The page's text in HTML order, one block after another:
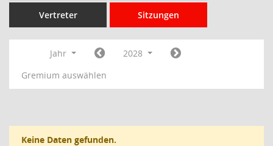
Vertreter Sitzungen
Jahr
2028
Gremium auswählen
Keine Daten gefunden.